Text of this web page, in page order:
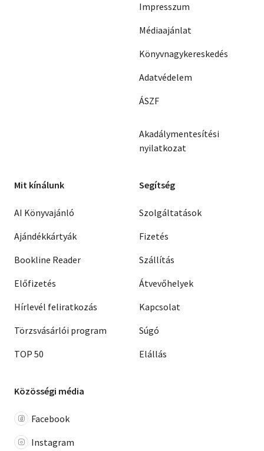
Impresszum
Médiaajánlat
Könyvnagykereskedés
Adatvédelem
ÁSZF
Akadálymentesítési
nyilatkozat
Mit kínálunk
AI Könyvajánló
Ajándékkártyák
Bookline Reader
Előfizetés
Hírlevél feliratkozás
Törzsvásárlói program
TOP 50
Segítség
Szolgáltatások
Fizetés
Szállítás
Átvevőhelyek
Kapcsolat
Súgó
Elállás
Közösségi média
Facebook
Instagram